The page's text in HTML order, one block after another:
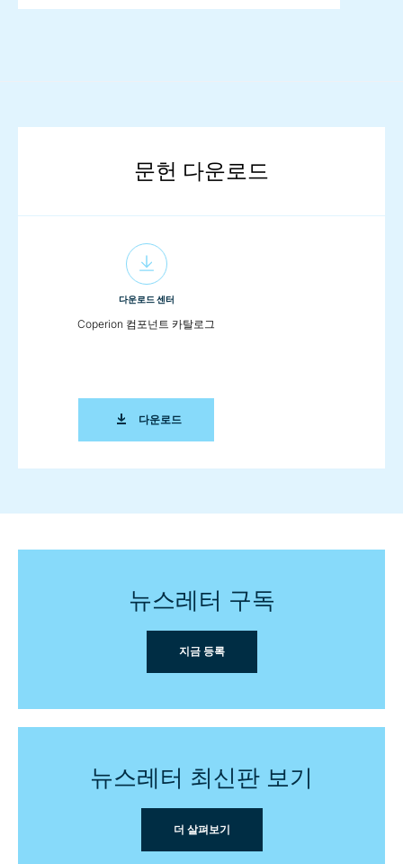
문헌 다운로드
다운로드 센터
Coperion 컴포넌트 카탈로그
다운로드
뉴스레터 구독
지금 등록
뉴스레터 최신판 보기
더 살펴보기